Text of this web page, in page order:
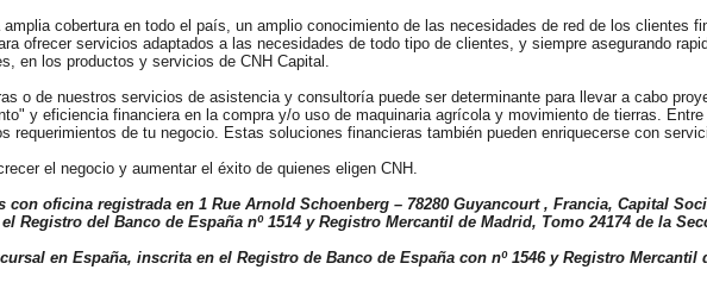
cobertura en todo el país, un amplio conocimiento de las necesidades de red de los clientes
ofrecer servicios adaptados a las necesidades de todo tipo de clientes, y siempre asegurando
en los productos y servicios de CNH Capital.
o de nuestros servicios de asistencia y consultoría puede ser determinante para llevar a cabo
y eficiencia financiera en la compra y/o uso de maquinaria agrícola y movimiento de tierras.
requerimientos de tu negocio. Estas soluciones financieras también pueden enriquecerse con
el negocio y aumentar el éxito de quienes eligen CNH.
con oficina registrada en 1 Rue Arnold Schoenberg – 78280 Guyancourt , Francia, Capital
Registro del Banco de España nº 1514 y Registro Mercantil de Madrid, Tomo 24174 de la
en España, inscrita en el Registro de Banco de España con nº 1546 y Registro